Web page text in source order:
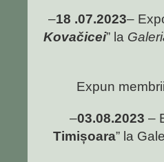
–18 .07.2023–
Kovačicei” la
Expun
–03.08.2023 –
Timișoara” la